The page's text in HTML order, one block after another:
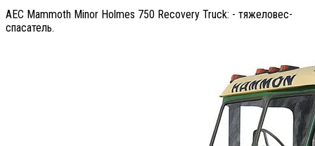
AEC Mammoth Minor Holmes 750 Recovery Truck: - тяжеловес-
спасатель.